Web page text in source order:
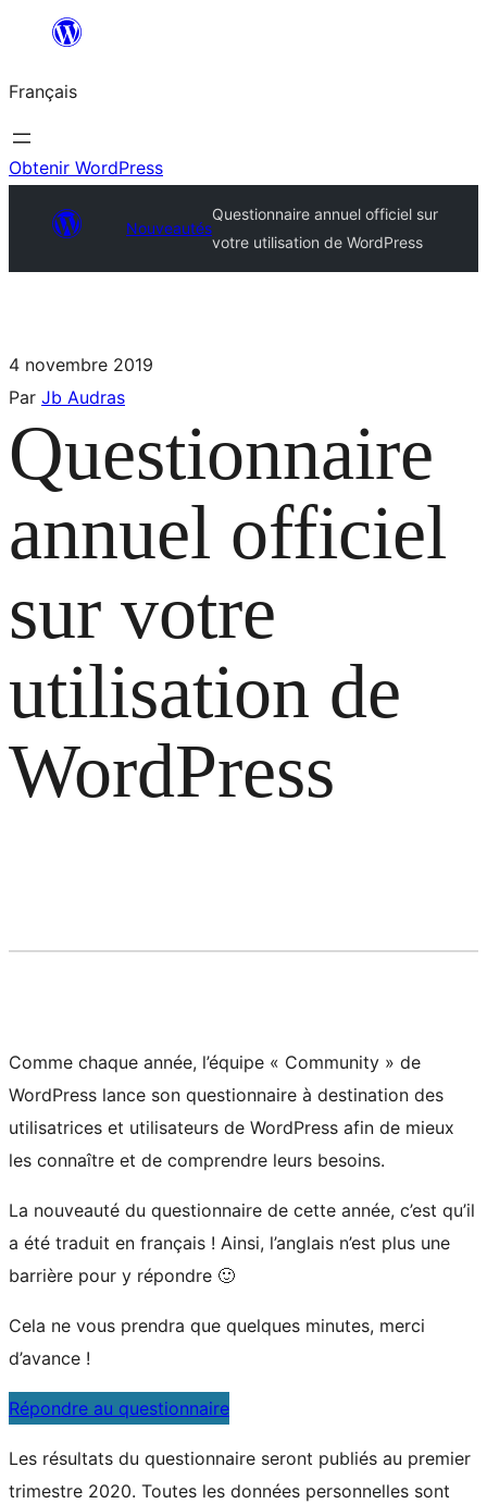
Français
Obtenir WordPress
Nouveautés
Questionnaire annuel officiel sur
votre utilisation de WordPress
4 novembre 2019
Par Jb Audras
Questionnaire
annuel officiel
sur votre
utilisation de
WordPress
Comme chaque année, l’équipe « Community » de
WordPress lance son questionnaire à destination des
utilisatrices et utilisateurs de WordPress afin de mieux
les connaître et de comprendre leurs besoins.
La nouveauté du questionnaire de cette année, c’est qu’il
a été traduit en français ! Ainsi, l’anglais n’est plus une
barrière pour y répondre 🙂
Cela ne vous prendra que quelques minutes, merci
d’avance !
Répondre au questionnaire
Les résultats du questionnaire seront publiés au premier
trimestre 2020. Toutes les données personnelles sont